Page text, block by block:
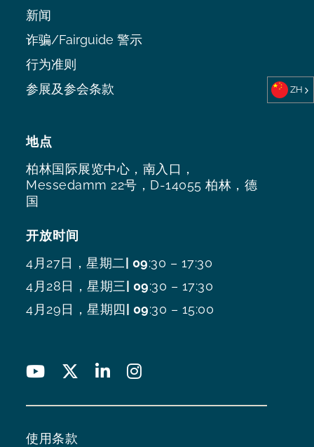
地点
柏林国际展览中心，南入口，
Messedamm 22号，D-14055 柏林，德
国
开放时间
4月27日，星期二 | 09:30 – 17:30
4月28日，星期三 | 09:30 – 17:30
4月29日，星期四 | 09:30 – 15:00
新闻
诈骗/Fairguide 警示
行为准则
参展及参会条款
使用条款
ZH